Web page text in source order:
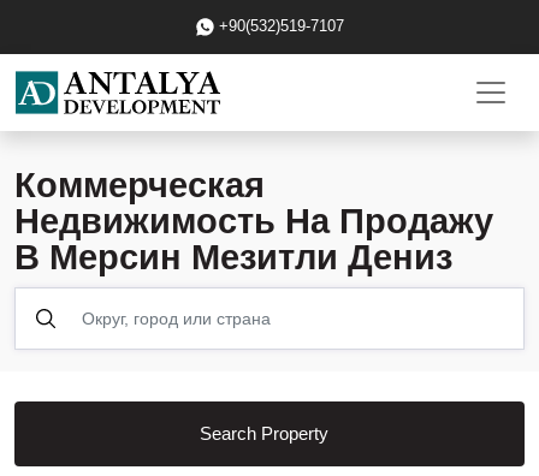
+90(532)519-7107
Коммерческая
Недвижимость На Продажу
В Мерсин Мезитли Дениз
Search Property